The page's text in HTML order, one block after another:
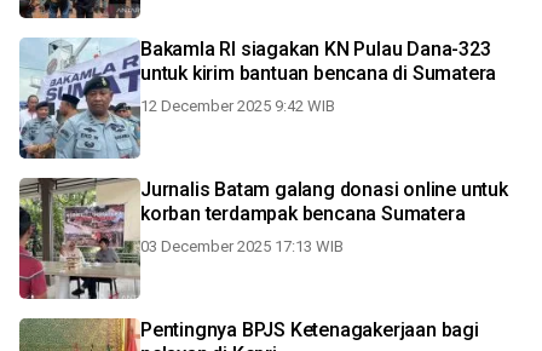
Bakamla RI siagakan KN Pulau Dana-323
untuk kirim bantuan bencana di Sumatera
12 December 2025 9:42 WIB
Jurnalis Batam galang donasi online untuk
korban terdampak bencana Sumatera
03 December 2025 17:13 WIB
Pentingnya BPJS Ketenagakerjaan bagi